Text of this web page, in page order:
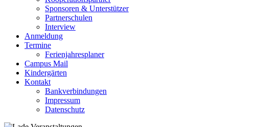
Sponsoren & Unterstützer
Partnerschulen
Interview
Anmeldung
Termine
Ferienjahresplaner
Campus Mail
Kindergärten
Kontakt
Bankverbindungen
Impressum
Datenschutz